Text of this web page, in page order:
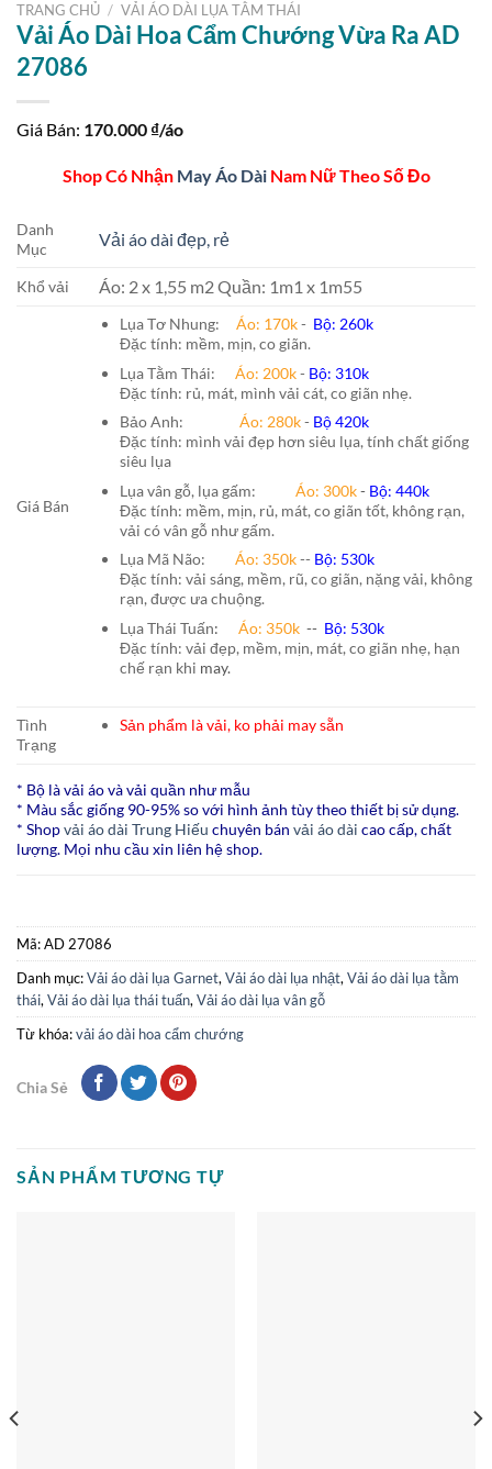
TRANG CHỦ / VẢI ÁO DÀI LỤA TẰM THÁI
Vải Áo Dài Hoa Cẩm Chướng Vừa Ra AD
27086
Giá Bán: 170.000 ₫/áo
Shop Có Nhận May Áo DàiNam Nữ Theo Số Đo
Danh
Mục
Vải áo dài đẹp, rẻ
Khổ vải Áo: 2 x 1,55 m2 Quần: 1m1 x 1m55
Giá Bán
Lụa Tơ Nhung: Áo: 170k- Bộ: 260k
Đặc tính: mềm, mịn, co giãn.
Lụa Tằm Thái: Áo: 200k- Bộ: 310k
Đặc tính: rủ, mát, mình vải cát, co giãn nhẹ.
Bảo Anh: Áo: 280k- Bộ 420k
Đặc tính: mình vải đẹp hơn siêu lụa, tính chất giống
siêu lụa
Lụa vân gỗ, lụa gấm: Áo: 300k- Bộ: 440k
Đặc tính: mềm, mịn, rủ, mát, co giãn tốt, không rạn,
vải có vân gỗ như gấm.
Lụa Mã Não: Áo: 350k-- Bộ: 530k
Đặc tính: vải sáng, mềm, rũ, co giãn, nặng vải, không
rạn, được ưa chuộng.
Lụa Thái Tuấn: Áo: 350k-- Bộ: 530k
Đặc tính: vải đẹp, mềm, mịn, mát, co giãn nhẹ, hạn
chế rạn khi may.
Tình
Trạng
Sản phẩm là vải, ko phải may sẵn
* Bộ là vải áo và vải quần như mẫu
* Màu sắc giống 90-95% so với hình ảnh tùy theo thiết bị sử dụng.
* Shopvải áo dài Trung Hiếu chuyên bán vải áo dài cao cấp, chất
lượng. Mọi nhu cầu xin liên hệ shop.
Mã:AD 27086
Danh mục:Vải áo dài lụa Garnet, Vải áo dài lụa nhật, Vải áo dài lụa tằm
thái, Vải áo dài lụa thái tuấn, Vải áo dài lụa vân gỗ
Từ khóa:vải áo dài hoa cẩm chướng
Chia Sẻ
SẢN PHẨM TƯƠNG TỰ